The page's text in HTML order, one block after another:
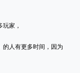
家，
的人有更多时间，因为